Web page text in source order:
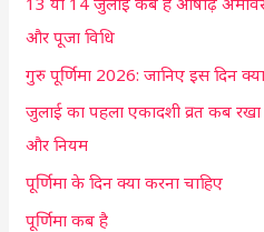
o
r
:
और पूजा विधि
गुरु पूर्णिमा 2026: जानिए इस दिन
जुलाई का पहला एकादशी व्रत कब रखा
और नियम
पूर्णिमा के दिन क्या करना चाहिए
पूर्णिमा कब है